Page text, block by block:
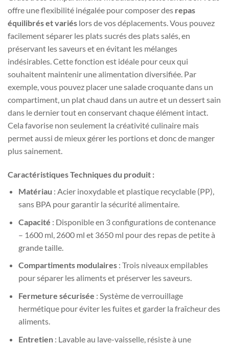
offre une flexibilité inégalée pour composer des repas
équilibrés et variés lors de vos déplacements. Vous pouvez
facilement séparer les plats sucrés des plats salés, en
préservant les saveurs et en évitant les mélanges
indésirables. Cette fonction est idéale pour ceux qui
souhaitent maintenir une alimentation diversifiée. Par
exemple, vous pouvez placer une salade croquante dans un
compartiment, un plat chaud dans un autre et un dessert sain
dans le dernier tout en conservant chaque élément intact.
Cela favorise non seulement la créativité culinaire mais
permet aussi de mieux gérer les portions et donc de manger
plus sainement.
Caractéristiques Techniques du produit :
Matériau : Acier inoxydable et plastique recyclable (PP),
sans BPA pour garantir la sécurité alimentaire.
Capacité : Disponible en 3 configurations de contenance
– 1600 ml, 2600 ml et 3650 ml pour des repas de petite à
grande taille.
Compartiments modulaires: Trois niveaux empilables
pour séparer les aliments et préserver les saveurs.
Fermeture sécurisée : Système de verrouillage
hermétique pour éviter les fuites et garder la fraîcheur des
aliments.
Entretien: Lavable au lave-vaisselle, résiste à une